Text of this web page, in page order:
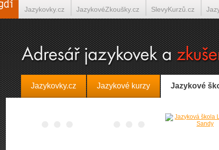
Jazykovky.cz Jazykové kurzy Jazykové
Jazykovky.cz JazykovéZkoušky.cz SlevyKurzů.cz
Španělština on-line Italština on-line Tlumočení-